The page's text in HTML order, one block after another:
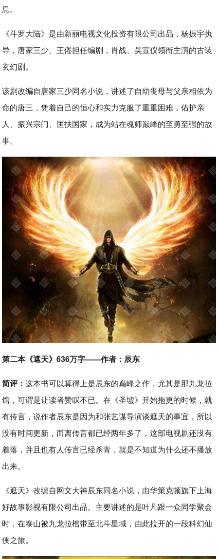
息。
《斗罗大陆》是由新丽电视文化投资有限公司出品，杨振宇执
导，唐家三少、王倦担任编剧，肖战、吴宣仪领衔主演的古装
玄幻剧。
该剧改编自唐家三少同名小说，讲述了自幼丧母与父亲相依为
命的唐三，凭着自己的恒心和实力克服了重重困难，佑护亲
人、振兴宗门、匡扶国家，成为站在魂师巅峰的至勇至强的故
事。
第二本《遮天》636万字——作者：辰东
简评：这本书可以算得上是辰东的巅峰之作，尤其是那九龙拉
馆，可谓是让读者赞叹不已。在《圣墟》开始拖更的时候，就
有传言，说作者辰东是因为和张艺谋导演谈遮天的事宜，所以
没有时间更新，而离传言都已经两年多了，这部电视剧还没有
着落，并且也有人传言已经杀青，就是不知道为什么还不播放
出来。
《遮天》改编自网文大神辰东同名小说，由华策克顿旗下上海
好故事影视有限公司出品。主要讲述的是叶凡跟一众同学聚会
时，在泰山被九龙拉棺带至北斗星域，由此拉开的一段科幻仙
侠之旅。